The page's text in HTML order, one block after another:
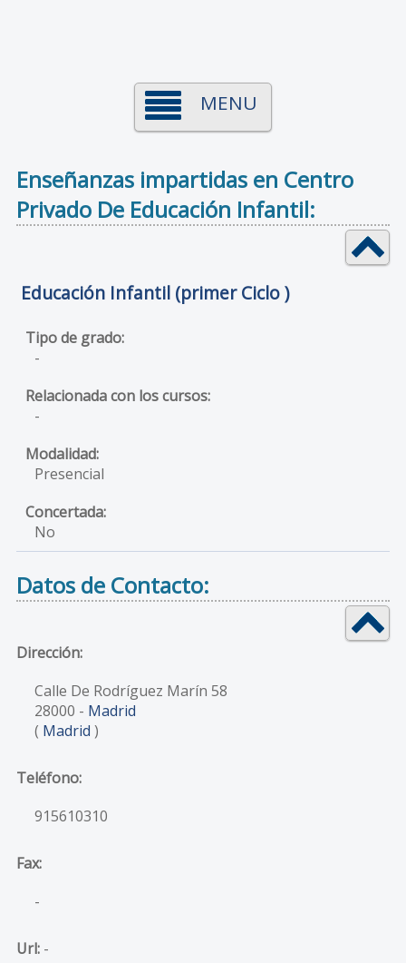
MENU
Enseñanzas impartidas en Centro
Privado De Educación Infantil:
Educación Infantil (primer Ciclo )
-
-
Presencial
No
Datos de Contacto:
Dirección:
Calle De Rodríguez Marín 58
28000 - Madrid
( Madrid )
Teléfono:
915610310
Fax:
-
Url:-